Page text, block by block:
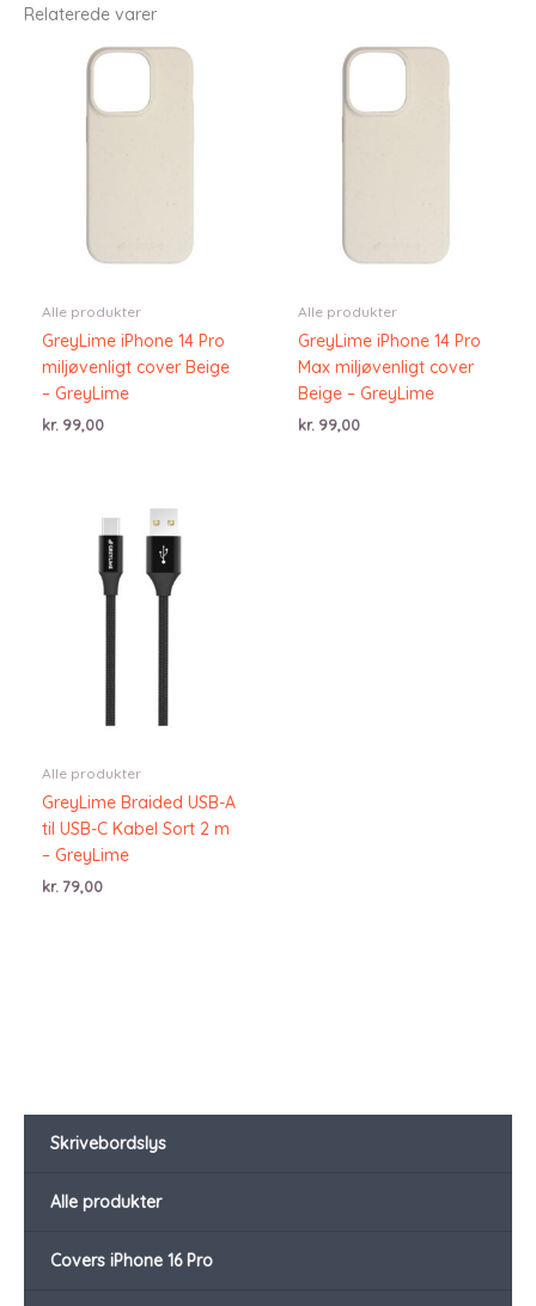
Skrivebordslys
Alle produkter
Covers iPhone 16 Pro
Relaterede varer
Alle produkter
GreyLime iPhone 14 Pro
miljøvenligt cover Beige
– GreyLime
kr. 99,00
Alle produkter
GreyLime iPhone 14 Pro
Max miljøvenligt cover
Beige – GreyLime
kr. 99,00
Alle produkter
GreyLime Braided USB-A
til USB-C Kabel Sort 2 m
– GreyLime
kr. 79,00